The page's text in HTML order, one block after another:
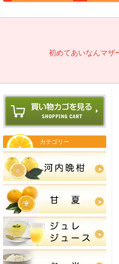
初めてあいなんマザ
カテゴリー